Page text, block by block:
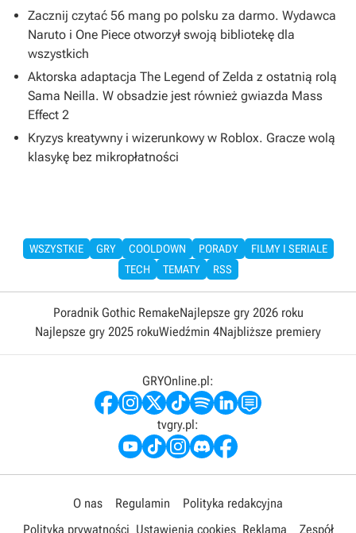
Zacznij czytać 56 mang po polsku za darmo. Wydawca
Naruto i One Piece otworzył swoją bibliotekę dla
wszystkich
Aktorska adaptacja The Legend of Zelda z ostatnią rolą
Sama Neilla. W obsadzie jest również gwiazda Mass
Effect 2
Kryzys kreatywny i wizerunkowy w Roblox. Gracze wolą
klasykę bez mikropłatności
WSZYSTKIE GRY COOLDOWN PORADY
FILMY I SERIALE
TECH
TEMATY RSS
Poradnik Gothic RemakeNajlepsze gry 2026 roku
Najlepsze gry 2025 rokuWiedźmin 4Najbliższe premiery
GRYOnline.pl:
tvgry.pl:
O nas Regulamin
Polityka redakcyjna
Polityka prywatności Ustawienia cookies Reklama Zespół